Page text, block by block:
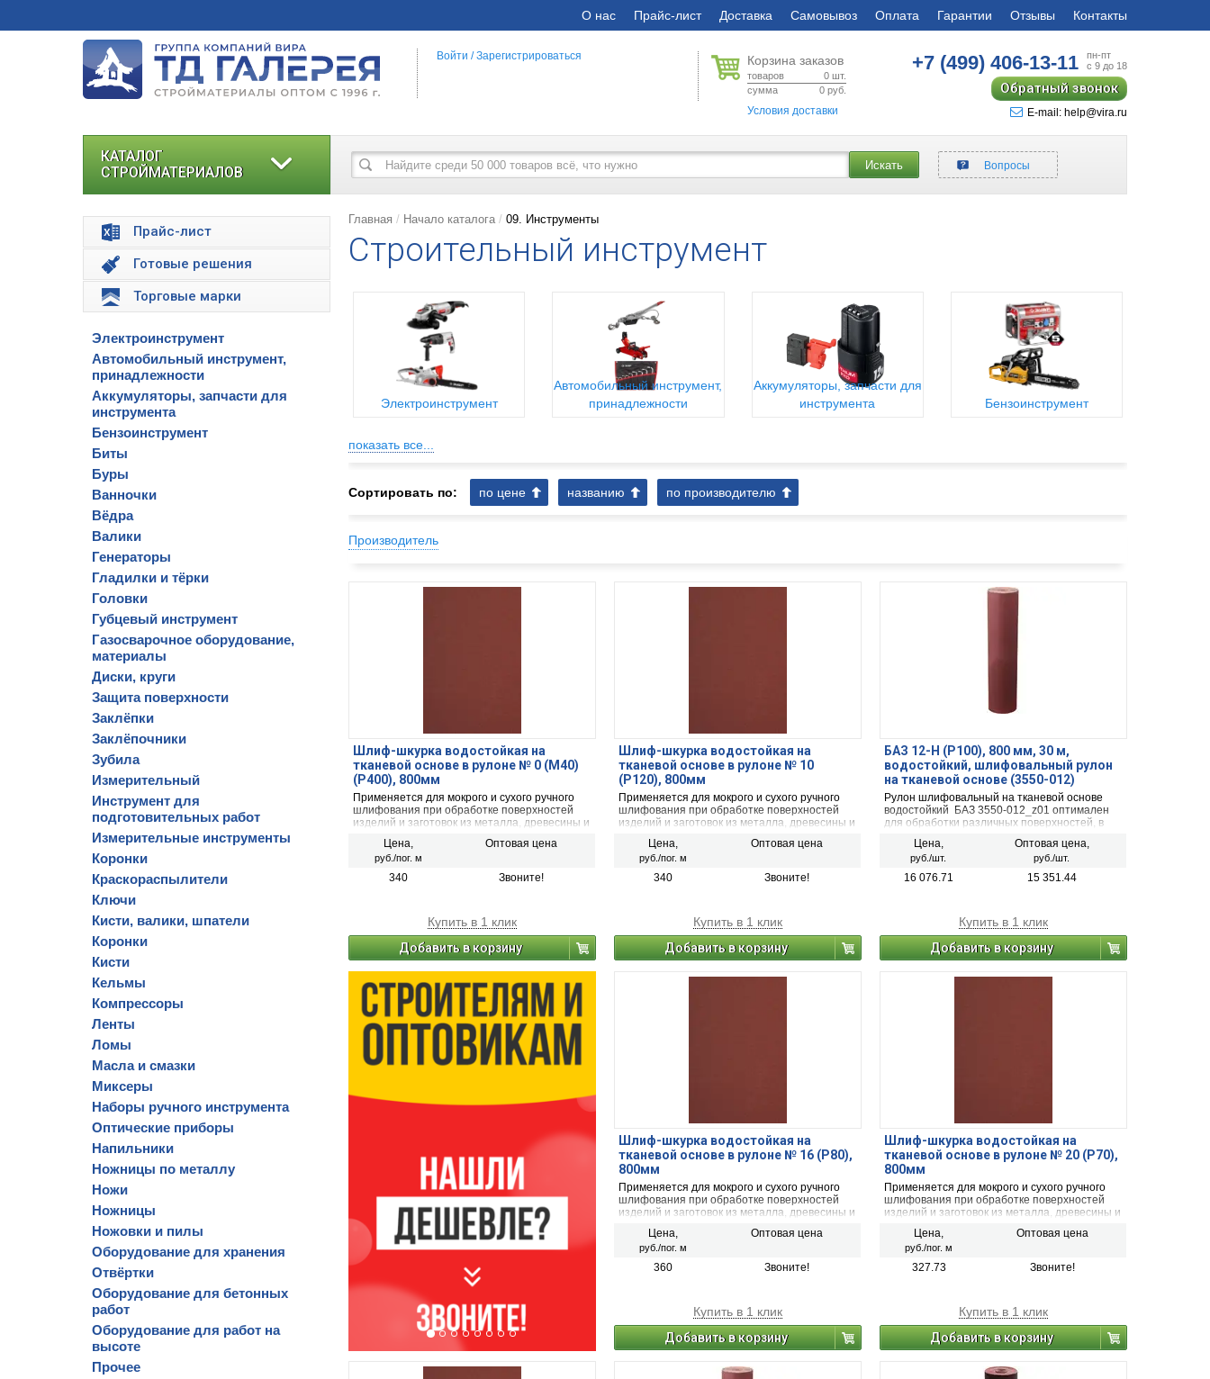
О нас Прайс-лист Доставка Самовывоз Оплата Гарантии Отзывы Контакты
Корзина заказов
товаров 0 шт.
сумма
0 руб.
Условия доставки
+7 (499)406-13-11
пн-пт
с 9 до 18
Обратный звонок
E-mail: help@vira.ru
Войти /Зарегистрироваться
КАТАЛОГ
СТРОЙМАТЕРИАЛОВ
Прайс-лист
Готовые решения
Торговые марки
Электроинструмент
Автомобильный инструмент,
принадлежности
Аккумуляторы, запчасти для
инструмента
Бензоинструмент
Биты
Буры
Ванночки
Вёдра
Валики
Генераторы
Гладилки и тёрки
Головки
Губцевый инструмент
Газосварочное оборудование,
материалы
Диски, круги
Защита поверхности
Заклёпки
Заклёпочники
Зубила
Измерительный
Инструмент для
подготовительных работ
Измерительные инструменты
Коронки
Краскораспылители
Ключи
Кисти, валики, шпатели
Коронки
Кисти
Кельмы
Компрессоры
Ленты
Ломы
Масла и смазки
Миксеры
Наборы ручного инструмента
Оптические приборы
Напильники
Ножницы по металлу
Ножи
Ножницы
Ножовки и пилы
Оборудование для хранения
Отвёртки
Оборудование для бетонных
работ
Оборудование для работ на
высоте
Прочее
Искать Вопросы
Главная Начало каталога 09. Инструменты
Строительный инструмент
Электроинструмент
Автомобильный инструмент,
принадлежности
Аккумуляторы, запчасти для
инструмента
Бензоинструмент
показать все...
Сортировать по: по цене названию по производителю
Производитель
Шлиф-шкурка водостойкая на
тканевой основе в рулоне № 0 (М40)
(Р400), 800мм
Применяется для мокрого и сухого ручного
шлифования при обработке поверхностей
изделий и заготовок из металла, древесины и
Цена,
руб./пог. м
Оптовая цена
340 Звоните!
Купить в 1 клик
Добавить в корзину
Шлиф-шкурка водостойкая на
тканевой основе в рулоне № 10
(P120), 800мм
Применяется для мокрого и сухого ручного
шлифования при обработке поверхностей
изделий и заготовок из металла, древесины и
Цена,
руб./пог. м
Оптовая цена
340 Звоните!
Купить в 1 клик
Добавить в корзину
БАЗ 12-H (Р100), 800 мм, 30 м,
водостойкий, шлифовальный рулон
на тканевой основе (3550-012)
Рулон шлифовальный на тканевой основе
водостойкий БАЗ 3550-012_z01 оптимален
для обработки различных поверхностей, в
Цена,
руб./шт.
Оптовая цена,
руб./шт.
16 076.71 15 351.44
Купить в 1 клик
Добавить в корзину
Шлиф-шкурка водостойкая на
тканевой основе в рулоне № 16 (P80),
800мм
Применяется для мокрого и сухого ручного
шлифования при обработке поверхностей
изделий и заготовок из металла, древесины и
Цена,
руб./пог. м
Оптовая цена
360 Звоните!
Купить в 1 клик
Добавить в корзину
Шлиф-шкурка водостойкая на
тканевой основе в рулоне № 20 (P70),
800мм
Применяется для мокрого и сухого ручного
шлифования при обработке поверхностей
изделий и заготовок из металла, древесины и
Цена,
руб./пог. м
Оптовая цена
327.73 Звоните!
Купить в 1 клик
Добавить в корзину